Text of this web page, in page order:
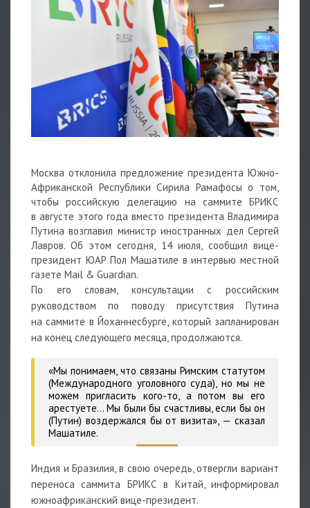
Москва отклонила предложение президента Южно-
Африканской Республики Сирила Рамафосы о том,
чтобы российскую делегацию на саммите БРИКС
в августе этого года вместо президента Владимира
Путина возглавил министр иностранных дел Сергей
Лавров. Об этом сегодня, 14 июля, сообщил вице-
президент ЮАР Пол Машатиле в интервью местной
газете Mail & Guardian.
По его словам, консультации с российским
руководством по поводу присутствия Путина
на саммите в Йоханнесбурге, который запланирован
на конец следующего месяца, продолжаются.
«Мы понимаем, что связаны Римским статутом
(Международного уголовного суда), но мы не
можем пригласить кого-то, а потом вы его
арестуете… Мы были бы счастливы, если бы он
(Путин) воздержался бы от визита»,— сказал
Машатиле.
Индия и Бразилия, в свою очередь, отвергли вариант
переноса саммита БРИКС в Китай, информировал
южноафриканский вице-президент.